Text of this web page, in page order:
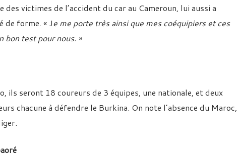
des victimes de l’accident du car au Cameroun, lui aussi a
de forme. « Je me porte très ainsi que mes coéquipiers et ces
bon test pour nous. »
ils seront 18 coureurs de 3 équipes, une nationale, et deux
chacune à défendre le Burkina. On note l’absence du Maroc,